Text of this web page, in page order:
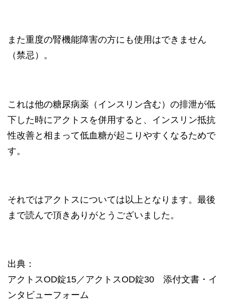
また重度の腎機能障害の方にも使用はできません
（禁忌）。
これは他の糖尿病薬（インスリン含む）の排泄が低
下した時にアクトスを併用すると、インスリン抵抗
性改善と相まって低血糖が起こりやすくなるためで
す。
それではアクトスについては以上となります。最後
まで読んで頂きありがとうございました。
出典：
アクトスOD錠15／アクトスOD錠30 添付文書・イ
ンタビューフォーム